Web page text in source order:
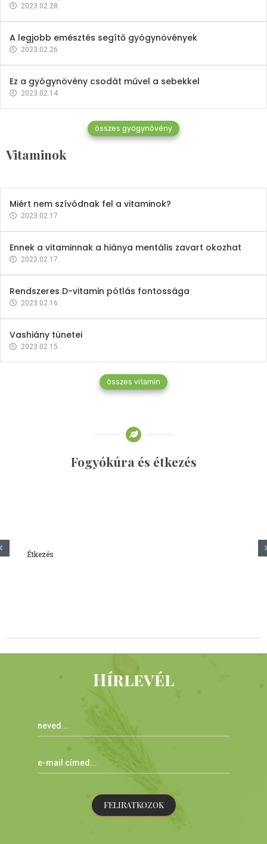
2023.02.28.
A legjobb emésztés segítő gyógynövények
2023.02.26.
Ez a gyógynövény csodát művel a sebekkel
2023.02.14.
összes gyógynövény
Vitaminok
Vitaminok
Mindent a B-12 vitaminról
2023.02.27.
Miért nem szívódnak fel a vitaminok?
2023.02.17.
Ennek a vitaminnak a hiánya mentális zavart okozhat
2023.02.17.
Rendszeres D-vitamin pótlás fontossága
2023.02.16.
Vashiány tünetei
2023.02.15.
összes vitamin
Fogyókúra és étkezés
Étkezés
Hírlevél
FELIRATKOZOK